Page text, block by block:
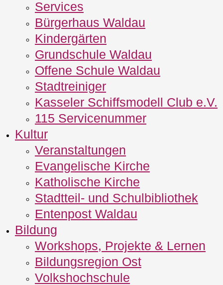
Services
Bürgerhaus Waldau
Kindergärten
Grundschule Waldau
Offene Schule Waldau
Stadtreiniger
Kasseler Schiffsmodell Club e.V.
115 Servicenummer
Kultur
Veranstaltungen
Evangelische Kirche
Katholische Kirche
Stadtteil- und Schulbibliothek
Entenpost Waldau
Bildung
Workshops, Projekte & Lernen
Bildungsregion Ost
Volkshochschule